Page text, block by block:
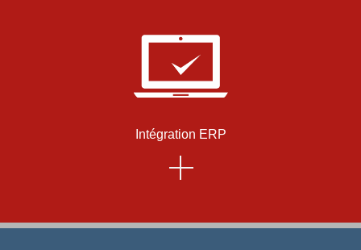
Intégration ERP